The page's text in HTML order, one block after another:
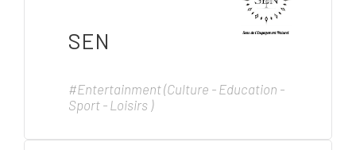
SEN
#Entertainment (Culture - Education -
Sport - Loisirs )